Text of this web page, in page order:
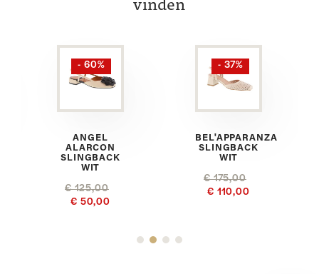
vinden
- 60%
ANGEL
ALARCON
SLINGBACK
WIT
€ 125,00
€ 50,00
- 37%
BEL'APPARANZA
SLINGBACK
WIT
€ 175,00
€ 110,00